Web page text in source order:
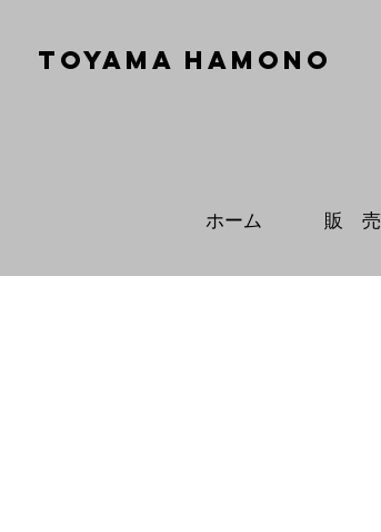
TOYAMA HAMONO
ホーム 販 売